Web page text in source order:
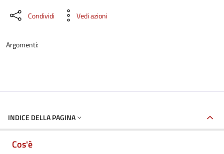
Condividi Vedi azioni
Argomenti:
INDICE DELLA PAGINA
Cos'è